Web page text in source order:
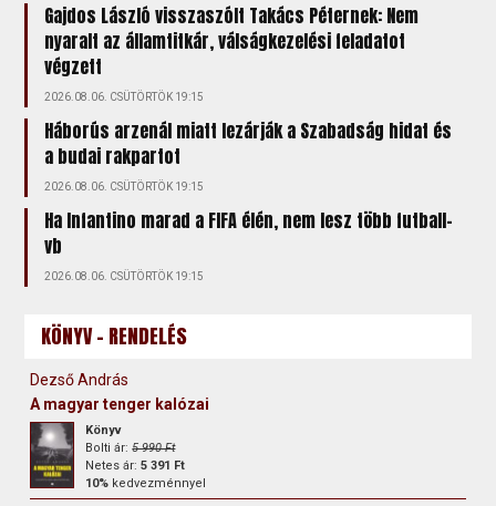
Gajdos László visszaszólt Takács Péternek: Nem
nyaralt az államtitkár, válságkezelési feladatot
végzett
2026.08.06. CSÜTÖRTÖK 19:15
Háborús arzenál miatt lezárják a Szabadság hidat és
a budai rakpartot
2026.08.06. CSÜTÖRTÖK 19:15
Ha Infantino marad a FIFA élén, nem lesz több futball-
vb
2026.08.06. CSÜTÖRTÖK 19:15
KÖNYV - RENDELÉS
Dezső András
A magyar tenger kalózai
Könyv
Bolti ár:5 990 Ft
Netes ár:5 391 Ft
10% kedvezménnyel